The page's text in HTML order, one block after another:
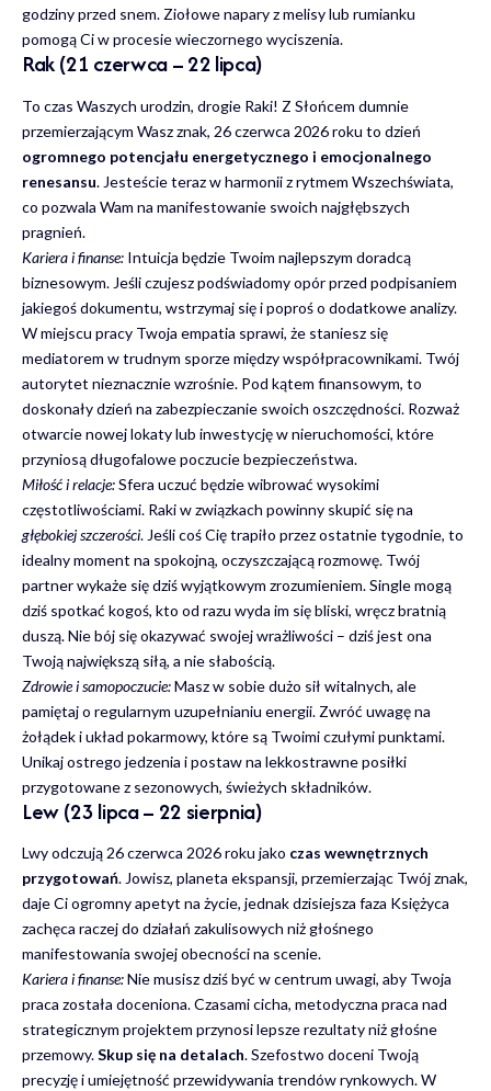
godziny przed snem. Ziołowe napary z melisy lub rumianku
pomogą Ci w procesie wieczornego wyciszenia.
Rak (21 czerwca – 22 lipca)
To czas Waszych urodzin, drogie Raki! Z Słońcem dumnie
przemierzającym Wasz znak, 26 czerwca 2026 roku to dzień
ogromnego potencjału energetycznego i emocjonalnego
renesansu. Jesteście teraz w harmonii z rytmem Wszechświata,
co pozwala Wam na manifestowanie swoich najgłębszych
pragnień.
Kariera i finanse: Intuicja będzie Twoim najlepszym doradcą
biznesowym. Jeśli czujesz podświadomy opór przed podpisaniem
jakiegoś dokumentu, wstrzymaj się i poproś o dodatkowe analizy.
W miejscu pracy Twoja empatia sprawi, że staniesz się
mediatorem w trudnym sporze między współpracownikami. Twój
autorytet nieznacznie wzrośnie. Pod kątem finansowym, to
doskonały dzień na zabezpieczanie swoich oszczędności. Rozważ
otwarcie nowej lokaty lub inwestycję w nieruchomości, które
przyniosą długofalowe poczucie bezpieczeństwa.
Miłość i relacje:Sfera uczuć będzie wibrować wysokimi
częstotliwościami. Raki w związkach powinny skupić się na
głębokiej szczerości. Jeśli coś Cię trapiło przez ostatnie tygodnie, to
idealny moment na spokojną, oczyszczającą rozmowę. Twój
partner wykaże się dziś wyjątkowym zrozumieniem. Single mogą
dziś spotkać kogoś, kto od razu wyda im się bliski, wręcz bratnią
duszą. Nie bój się okazywać swojej wrażliwości – dziś jest ona
Twoją największą siłą, a nie słabością.
Zdrowie i samopoczucie:Masz w sobie dużo sił witalnych, ale
pamiętaj o regularnym uzupełnianiu energii. Zwróć uwagę na
żołądek i układ pokarmowy, które są Twoimi czułymi punktami.
Unikaj ostrego jedzenia i postaw na lekkostrawne posiłki
przygotowane z sezonowych, świeżych składników.
Lew (23 lipca – 22 sierpnia)
Lwy odczują 26 czerwca 2026 roku jako czas wewnętrznych
przygotowań. Jowisz, planeta ekspansji, przemierzając Twój znak,
daje Ci ogromny apetyt na życie, jednak dzisiejsza faza Księżyca
zachęca raczej do działań zakulisowych niż głośnego
manifestowania swojej obecności na scenie.
Kariera i finanse:Nie musisz dziś być w centrum uwagi, aby Twoja
praca została doceniona. Czasami cicha, metodyczna praca nad
strategicznym projektem przynosi lepsze rezultaty niż głośne
przemowy.Skup się na detalach. Szefostwo doceni Twoją
precyzję i umiejętność przewidywania trendów rynkowych. W